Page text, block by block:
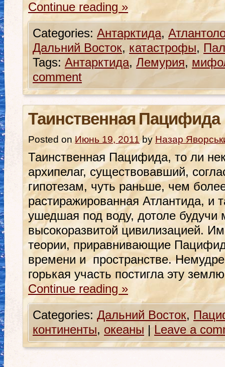
Continue reading »
Categories: Антарктида,
Дальний Восток, катастрофы,
Tags: Антарктида, Лемурия,
comment
Таинственная Пацифида
Posted on Июнь 19, 2011 by Назар
Таинственная Пацифида, то ли
архипелаг, существовавший,
гипотезам, чуть раньше, чем
растиражированная Атлантида, и
ушедшая под воду, дотоле будучи
высокоразвитой цивилизацией.
теории, приравнивающие
времени и пространстве.
горькая участь постигла эту
Continue reading »
Categories: Дальний Восток,
континенты, океаны | Leave a